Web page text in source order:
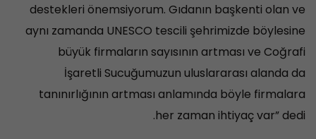
destekleri önemsiyorum. Gıdanın başkenti olan ve
aynı zamanda UNESCO tescili şehrimizde böylesine
büyük firmaların sayısının artması ve Coğrafi
İşaretli Sucuğumuzun uluslararası alanda da
tanınırlığının artması anlamında böyle firmalara
her zaman ihtiyaç var” dedi.